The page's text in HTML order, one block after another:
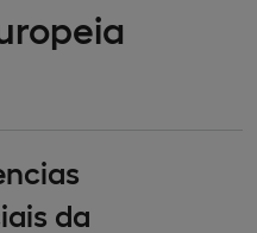
da